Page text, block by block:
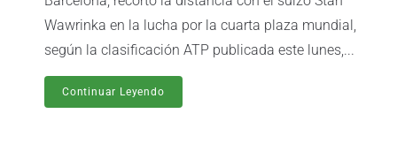
Wawrinka en la lucha por la cuarta plaza mundial,
según la clasificación ATP publicada este lunes,...
Continuar Leyendo